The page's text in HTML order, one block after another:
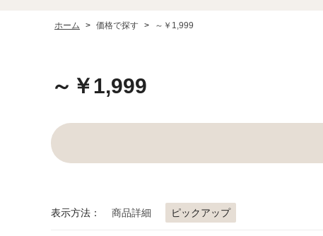
ホーム > 価格で探す > ～￥1,999
～￥1,999
表示方法： 商品詳細 ピックアップ